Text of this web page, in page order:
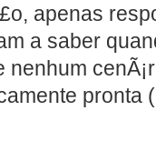
apenas
a saber
nenhum